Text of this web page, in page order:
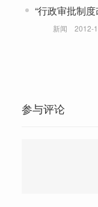
“行政审批制
新闻 2012-
参与评论